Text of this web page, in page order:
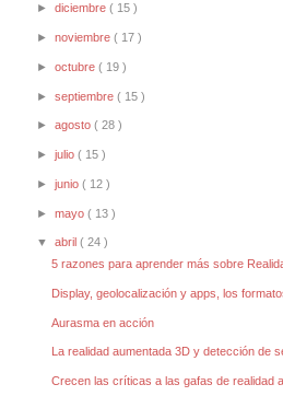
►diciembre( 15 )
►noviembre( 17 )
►octubre( 19 )
►septiembre( 15 )
►agosto( 28 )
►julio( 15 )
►junio( 12 )
►mayo( 13 )
▼abril( 24 )
5 razones para aprender más sobre
Display, geolocalización y apps, los
Aurasma en acción
La realidad aumentada 3D y detección de
Crecen las críticas a las gafas de realidad